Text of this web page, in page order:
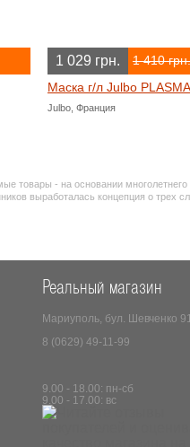
1 029 грн. 1 410 грн.
Маска г/л Julbo PLASMA
Julbo, Франция
товары - на основании многолетнего
выработалась концепция о трех
Реальный магазин
Мариуполь, бул. Шевченко
8 (0629) 49-11-99
9.00 - 18.00: пн-сб
9.00 - 17.00: вс